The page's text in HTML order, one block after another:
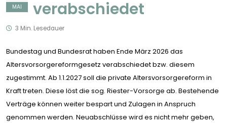
MAI
verabschiedet
3 Min. Lesedauer
Bundestag und Bundesrat haben Ende März 2026 das
Altersvorsorgereformgesetz verabschiedet bzw. diesem
zugestimmt. Ab 1.1.2027 soll die private Altersvorsorgereform in
Kraft treten. Diese löst die sog. Riester-Vorsorge ab. Bestehende
Verträge können weiter bespart und Zulagen in Anspruch
genommen werden. Neuabschlüsse wird es nicht mehr geben,